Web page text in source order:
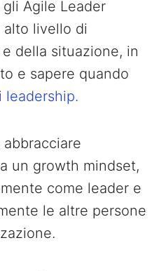
Agile Leader
alto livello di
della situazione, in
e sapere quando
leadership.
un growth mindset,
come leader e
le altre persone